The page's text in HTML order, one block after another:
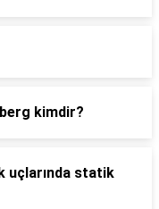
kimdir?
uçlarında statik